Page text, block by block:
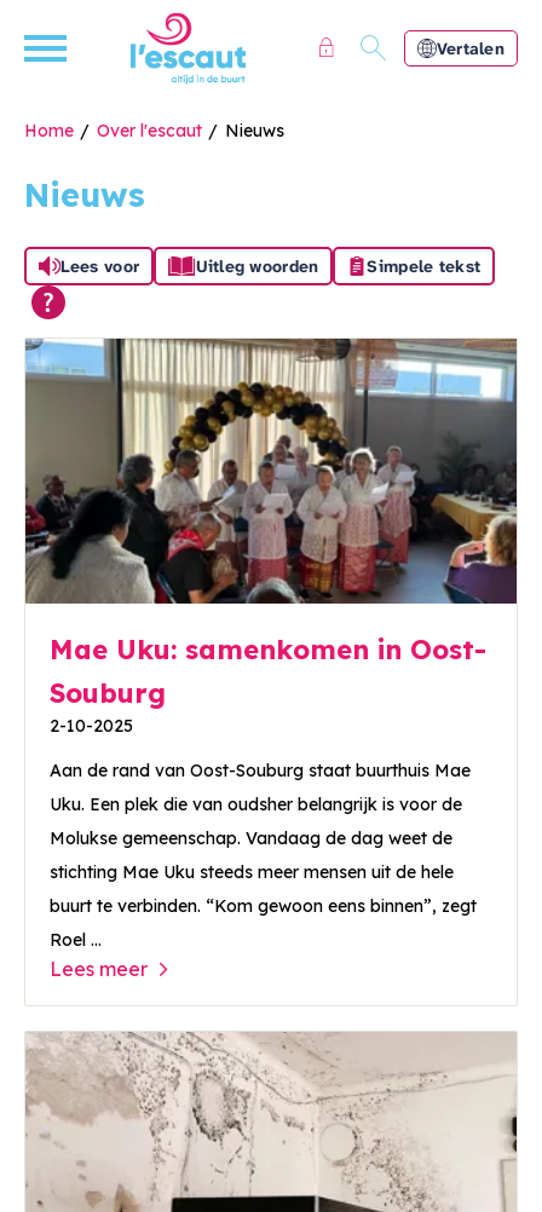
Naar hoofdinhoud
Naar hoofdnavigatiemenu
Naar zoeken
Naar de homepage
Ga naar Hoofd
Vertalen
Home Over l'escaut Nieuws
Nieuws
Lees voor Uitleg woorden Simpele tekst
Mae Uku: samenkomen in Oost-
Souburg
2-10-2025
Aan de rand van Oost-Souburg staat buurthuis Mae
Uku. Een plek die van oudsher belangrijk is voor de
Molukse gemeenschap. Vandaag de dag weet de
stichting Mae Uku steeds meer mensen uit de hele
buurt te verbinden. “Kom gewoon eens binnen”, zegt
Roel ...
Lees meer